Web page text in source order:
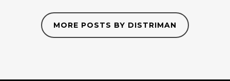
MORE POSTS BY DISTRIMAN